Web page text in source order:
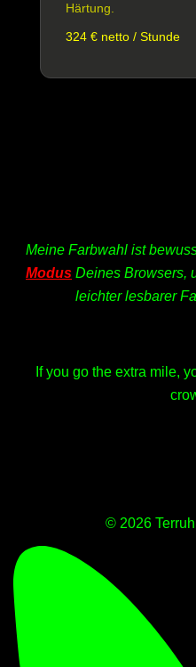
Härtung.
324 € netto / Stunde
Meine Farbwahl ist
Modus Deines Browsers,
leichter lesbarer
If you go the extra mile,
© 2026